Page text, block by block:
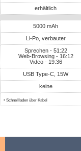
erhältlich
5000 mAh
Li-Po, verbauter
Sprechen - 51:22
Web-Browsing - 16:12
Video - 19:36
USB Type-C, 15W
keine
• Schnellladen über Kabel